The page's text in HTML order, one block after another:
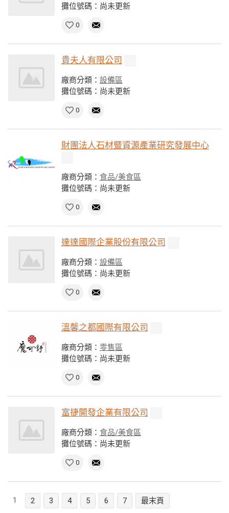
攤位號碼：尚未更新
0
貴夫人有限公司
廠商分類： 設備區
攤位號碼：尚未更新
0
財團法人石材暨資源產業研究發展中心
廠商分類： 食品/美食區
攤位號碼：尚未更新
0
達達國際企業股份有限公司
廠商分類： 設備區
攤位號碼：尚未更新
0
溫馨之都國際有限公司
廠商分類： 零售區
攤位號碼：尚未更新
0
富捷開發企業有限公司
廠商分類： 食品/美食區
攤位號碼：尚未更新
0
1 2 3 4 5 6 7 最末頁